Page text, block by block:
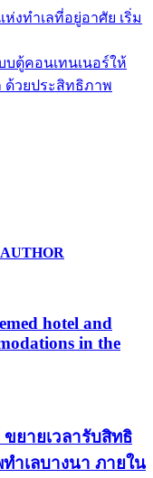
งทำเลที่อยู่อาศัย เริ่ม
บตู้คอนเทนเนอร์ให้
ด้วยประสิทธิภาพ
hotel and
in the
ขยายเวลารับสิทธิ
ำเลบางนา ภายใน